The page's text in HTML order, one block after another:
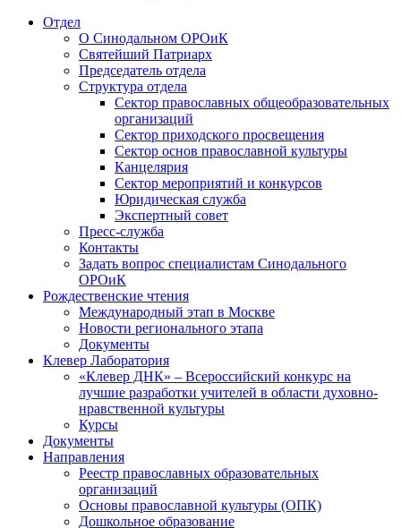
Отдел
О Синодальном ОРОиК
Святейший Патриарх
Председатель отдела
Структура отдела
Сектор православных общеобразовательных
организаций
Сектор приходского просвещения
Сектор основ православной культуры
Канцелярия
Сектор мероприятий и конкурсов
Юридическая служба
Экспертный совет
Пресс-служба
Контакты
Задать вопрос специалистам Синодального
ОРОиК
Рождественские чтения
Международный этап в Москве
Новости регионального этапа
Документы
Клевер Лаборатория
«Клевер ДНК» – Всероссийский конкурс на
лучшие разработки учителей в области духовно-
нравственной культуры
Курсы
Документы
Направления
Реестр православных образовательных
организаций
Основы православной культуры (ОПК)
Дошкольное образование